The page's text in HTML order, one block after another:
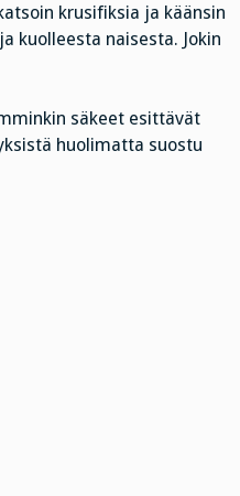
krusifiksia ja käänsin
kuolleesta naisesta. Jokin
säkeet esittävät
huolimatta suostu